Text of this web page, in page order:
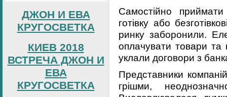
ДЖОН И ЕВА
КРУГОСВЕТКА
КИЕВ 2018
ВСТРЕЧА ДЖОН И
ЕВА
КРУГОСВЕТКА
Самостійно
готівку або
ринку заборонили.
оплачувати товари та
уклали договори з
Представники
грішми,